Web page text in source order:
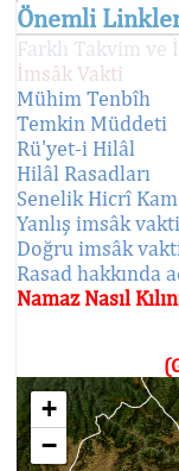
Önemli
Farklı Takvim ve
İmsâk Vakti
Mühim Tenbîh
Temkin Müddeti
Rü'yet-i Hilâl
Hilâl Rasadları
Senelik Hicrî
Yanlış imsâk
Doğru imsâk
Rasad hakkında
Namaz Nasıl
+
−